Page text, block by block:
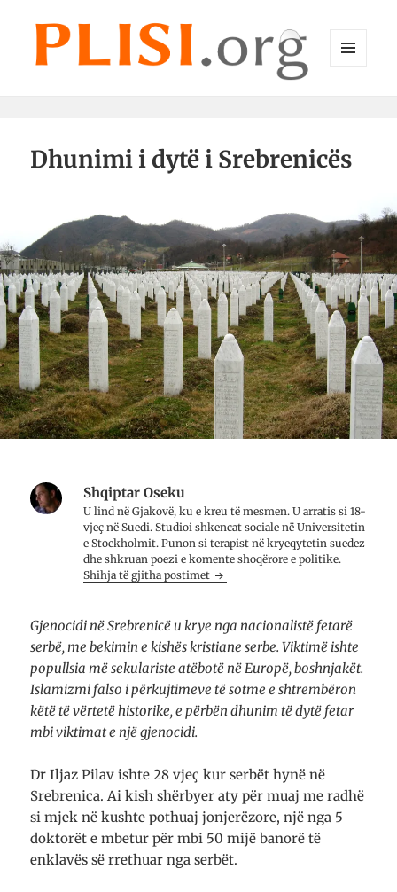
Dhunimi i dytë i Srebrenicës
Shqiptar Oseku
U lind në Gjakovë, ku e kreu të mesmen. U arratis si 18-
vjeç në Suedi. Studioi shkencat sociale në Universitetin
e Stockholmit. Punon si terapist në kryeqytetin suedez
dhe shkruan poezi e komente shoqërore e politike.
Shihja të gjitha postimet
Gjenocidi në Srebrenicë u krye nga nacionalistë fetarë
serbë, me bekimin e kishës kristiane serbe. Viktimë ishte
popullsia më sekulariste atëbotë në Europë, boshnjakët.
Islamizmi falso i përkujtimeve të sotme e shtrembëron
këtë të vërtetë historike, e përbën dhunim të dytë fetar
mbi viktimat e një gjenocidi.
Dr Iljaz Pilav ishte 28 vjeç kur serbët hynë në
Srebrenica. Ai kish shërbyer aty për muaj me radhë
si mjek në kushte pothuaj jonjerëzore, një nga 5
doktorët e mbetur për mbi 50 mijë banorë të
enklavës së rrethuar nga serbët.